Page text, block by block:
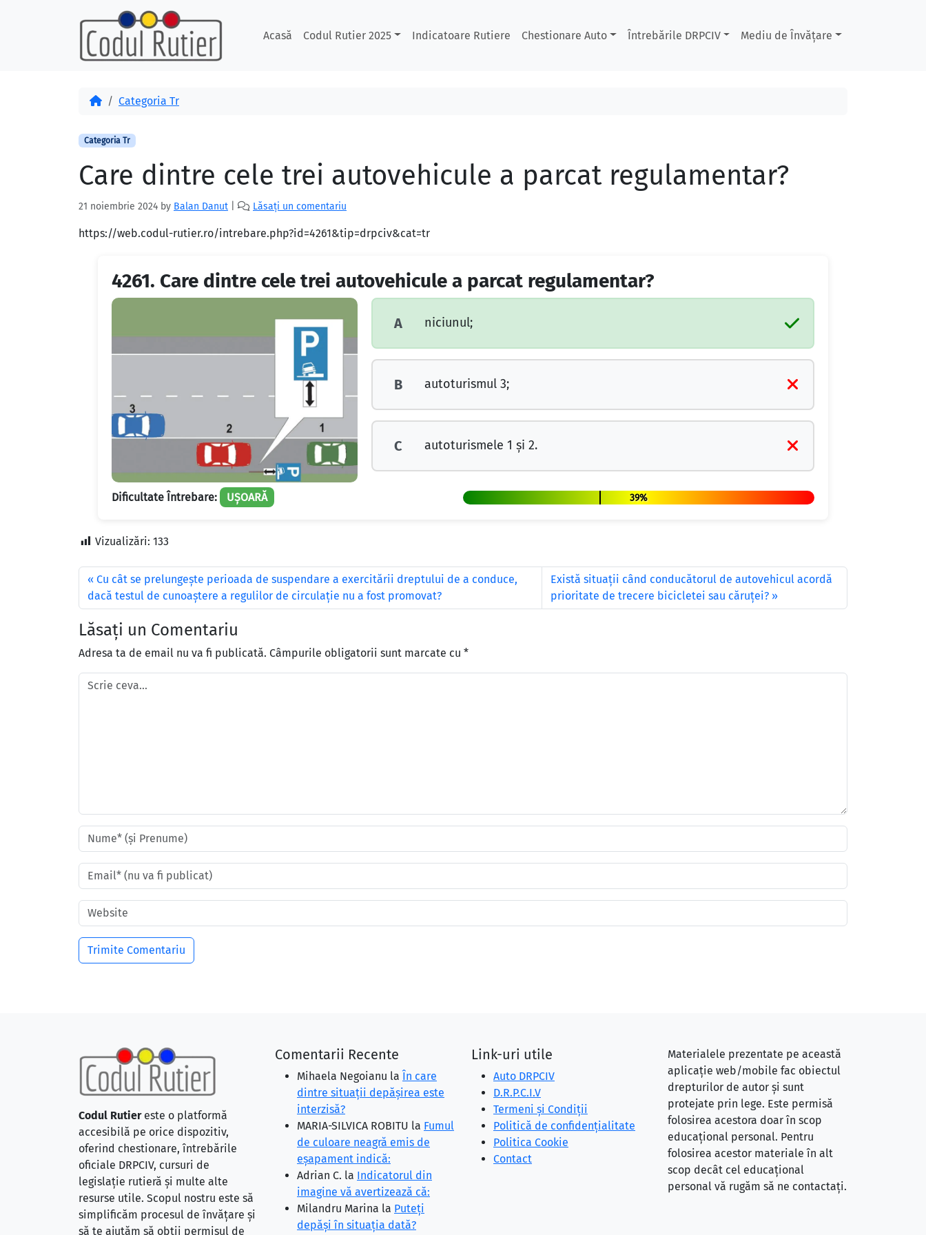
Acasă Codul Rutier 2025 Indicatoare Rutiere Chestionare Auto Întrebările DRPCIV Mediu de Învățare
AcasăCategoria Tr
Categoria Tr
Care dintre cele trei autovehicule a parcat regulamentar?
21 noiembrie 2024 by Balan Danut Lăsați un comentariu
https://web.codul-rutier.ro/intrebare.php?id=4261&tip=drpciv&cat=tr
4261. Care dintre cele trei autovehicule a parcat regulamentar?
A niciunul;
B autoturismul 3;
C autoturismele 1 și 2.
Dificultate Întrebare: UȘOARĂ 39%
Vizualizări: 133
Cu cât se prelungeşte perioada de suspendare a exercitării dreptului de a conduce,
dacă testul de cunoaştere a regulilor de circulaţie nu a fost promovat?
Există situaţii când conducătorul de autovehicul acordă
prioritate de trecere bicicletei sau căruţei?
Lăsați un Comentariu
Adresa ta de email nu va fi publicată. Câmpurile obligatorii sunt marcate cu *
Codul Rutiereste o platformă
accesibilă pe orice dispozitiv,
oferind chestionare, întrebările
oficiale DRPCIV, cursuri de
legislație rutieră și multe alte
resurse utile. Scopul nostru este să
simplificăm procesul de învățare și
să te ajutăm să obții permisul de
Comentarii Recente
Mihaela Negoianu la În care
dintre situaţii depăşirea este
interzisă?
MARIA-SILVICA ROBITU la Fumul
de culoare neagră emis de
eşapament indică:
Adrian C. la Indicatorul din
imagine vă avertizează că:
Milandru Marina la Puteţi
depăşi în situaţia dată?
Link-uri utile
Auto DRPCIV
D.R.P.C.I.V
Termeni și Condiții
Politică de confidențialitate
Politica Cookie
Contact
Materialele prezentate pe această
aplicație web/mobile fac obiectul
drepturilor de autor și sunt
protejate prin lege. Este permisă
folosirea acestora doar în scop
educațional personal. Pentru
folosirea acestor materiale în alt
scop decât cel educațional
personal vă rugăm să ne contactați.